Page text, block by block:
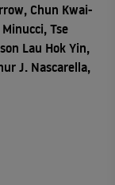
Chun Kwai-
Tse
Lau Hok Yin,
J. Nascarella,